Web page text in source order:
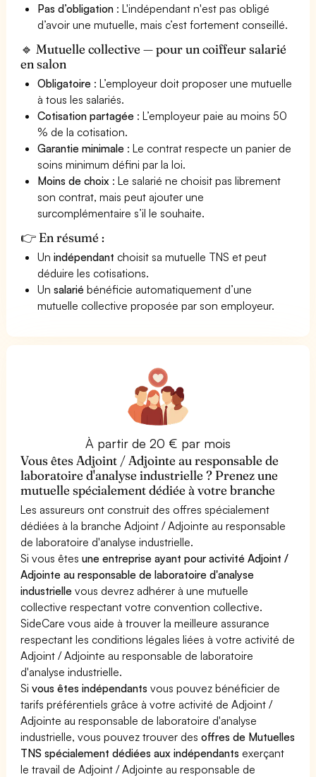
Pas d’obligation : L'indépendant n'est pas obligé
d’avoir une mutuelle, mais c’est fortement conseillé.
🔹 Mutuelle collective — pour un coiffeur salarié
en salon
Obligatoire : L’employeur doit proposer une mutuelle
à tous les salariés.
Cotisation partagée : L’employeur paie au moins 50
% de la cotisation.
Garantie minimale : Le contrat respecte un panier de
soins minimum défini par la loi.
Moins de choix : Le salarié ne choisit pas librement
son contrat, mais peut ajouter une
surcomplémentaire s’il le souhaite.
👉 En résumé :
Unindépendant choisit sa mutuelle TNS et peut
déduire les cotisations.
Unsalarié bénéficie automatiquement d’une
mutuelle collective proposée par son employeur.
À partir de 20 € par mois
Vous êtes Adjoint / Adjointe au responsable de
laboratoire d'analyse industrielle ? Prenez une
mutuelle spécialement dédiée à votre branche
Les assureurs ont construit des offres spécialement
dédiées à la branche Adjoint / Adjointe au responsable
de laboratoire d'analyse industrielle.
Si vous êtesune entreprise ayant pour activité Adjoint /
Adjointe au responsable de laboratoire d'analyse
industrielle vous devrez adhérer à une mutuelle
collective respectant votre convention collective.
SideCare vous aide à trouver la meilleure assurance
respectant les conditions légales liées à votre activité de
Adjoint / Adjointe au responsable de laboratoire
d'analyse industrielle.
Sivous êtes indépendants vous pouvez bénéficier de
tarifs préférentiels grâce à votre activité de Adjoint /
Adjointe au responsable de laboratoire d'analyse
industrielle, vous pouvez trouver desoffres de Mutuelles
TNS spécialement dédiées aux indépendants exerçant
le travail de Adjoint / Adjointe au responsable de